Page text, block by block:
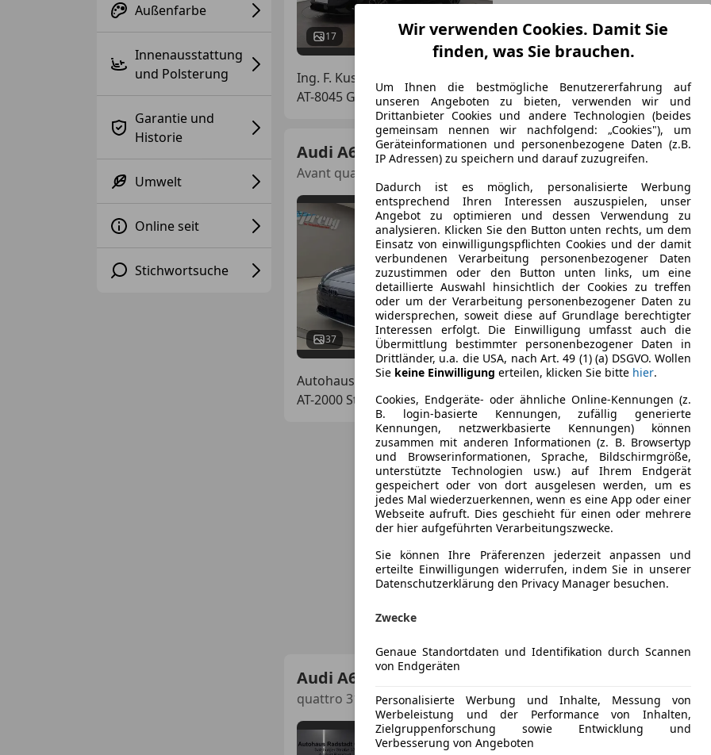
Außenfarbe
Innenausstattung
und Polsterung
Garantie und
Historie
Umwelt
Online seit
Stichwortsuche
17 11/2025 12 000 km
Ing. F. Kuss Autohaus GmbH
AT-8045 Graz
Audi A6 e-tron
Avant quattro 429PS - nur € 79.999,-*
37
€ 79 999
04/2026 4 444 km
Autohaus Spreng Stockerau
AT-2000 Stockerau
Audi A6 e-tron
quattro 315 kW edition one grey
€ 89 900
Wir verwenden Cookies. Damit Sie
finden, was Sie brauchen.
Um Ihnen die bestmögliche Benutzererfahrung auf
unseren Angeboten zu bieten, verwenden wir und
Drittanbieter Cookies und andere Technologien (beides
gemeinsam nennen wir nachfolgend: „Cookies"), um
Geräteinformationen und personenbezogene Daten (z.B.
IP Adressen) zu speichern und darauf zuzugreifen.
Dadurch ist es möglich, personalisierte Werbung
entsprechend Ihren Interessen auszuspielen, unser
Angebot zu optimieren und dessen Verwendung zu
analysieren. Klicken Sie den Button unten rechts, um dem
Einsatz von einwilligungspflichten Cookies und der damit
verbundenen Verarbeitung personenbezogener Daten
zuzustimmen oder den Button unten links, um eine
detaillierte Auswahl hinsichtlich der Cookies zu treffen
oder um der Verarbeitung personenbezogener Daten zu
widersprechen, soweit diese auf Grundlage berechtigter
Interessen erfolgt. Die Einwilligung umfasst auch die
Übermittlung bestimmter personenbezogener Daten in
Drittländer, u.a. die USA, nach Art. 49 (1) (a) DSGVO. Wollen
Sie keine Einwilligung erteilen, klicken Sie bitte hier.
Cookies, Endgeräte- oder ähnliche Online-Kennungen (z.
B. login-basierte Kennungen, zufällig generierte
Kennungen, netzwerkbasierte Kennungen) können
zusammen mit anderen Informationen (z. B. Browsertyp
und Browserinformationen, Sprache, Bildschirmgröße,
unterstützte Technologien usw.) auf Ihrem Endgerät
gespeichert oder von dort ausgelesen werden, um es
jedes Mal wiederzuerkennen, wenn es eine App oder einer
Webseite aufruft. Dies geschieht für einen oder mehrere
der hier aufgeführten Verarbeitungszwecke.
Sie können Ihre Präferenzen jederzeit anpassen und
erteilte Einwilligungen widerrufen, indem Sie in unserer
Datenschutzerklärung den Privacy Manager besuchen.
Zwecke
Genaue Standortdaten und Identifikation durch Scannen
von Endgeräten
Personalisierte Werbung und Inhalte, Messung von
Werbeleistung und der Performance von Inhalten,
Zielgruppenforschung sowie Entwicklung und
Verbesserung von Angeboten